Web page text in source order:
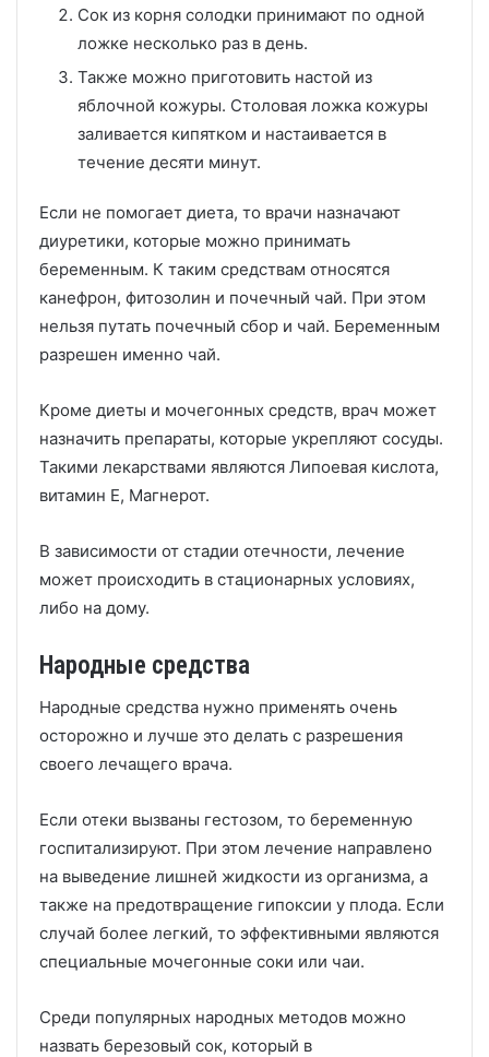
Сок из корня солодки принимают по одной
ложке несколько раз в день.
Также можно приготовить настой из
яблочной кожуры. Столовая ложка кожуры
заливается кипятком и настаивается в
течение десяти минут.
Если не помогает диета, то врачи назначают
диуретики, которые можно принимать
беременным. К таким средствам относятся
канефрон, фитозолин и почечный чай. При этом
нельзя путать почечный сбор и чай. Беременным
разрешен именно чай.
Кроме диеты и мочегонных средств, врач может
назначить препараты, которые укрепляют сосуды.
Такими лекарствами являются Липоевая кислота,
витамин Е, Магнерот.
В зависимости от стадии отечности, лечение
может происходить в стационарных условиях,
либо на дому.
Народные средства
Народные средства нужно применять очень
осторожно и лучше это делать с разрешения
своего лечащего врача.
Если отеки вызваны гестозом, то беременную
госпитализируют. При этом лечение направлено
на выведение лишней жидкости из организма, а
также на предотвращение гипоксии у плода. Если
случай более легкий, то эффективными являются
специальные мочегонные соки или чаи.
Среди популярных народных методов можно
назвать березовый сок, который в